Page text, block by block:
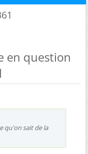
en question
qu'on sait de la